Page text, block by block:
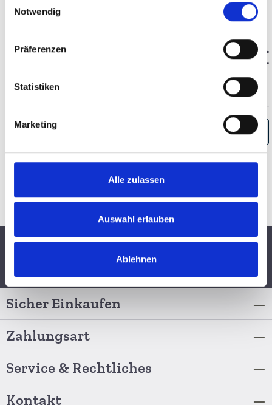
Notwendig
Präferenzen
Statistiken
Marketing
Alle zulassen
Auswahl erlauben
Ablehnen
(46,60 € / 1 Liter)
34,95 €
BESTELLEN
DHL
Widerrufsrecht
Fachberatung
Sicher Einkaufen
Zahlungsart
Service & Rechtliches
Kontakt